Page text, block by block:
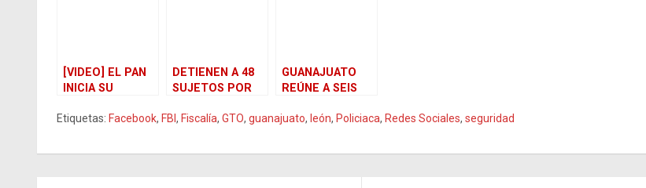
[VIDEO] EL PAN
INICIA SU
«AHORA TE
DETIENEN A 48
SUJETOS POR
GUANAJUATO
GUANAJUATO
REÚNE A SEIS
REFORZAR LA
PERSONAS
Etiquetas: Facebook, FBI , Fiscalía, GTO, guanajuato, león, Policiaca, Redes Sociales, seguridad